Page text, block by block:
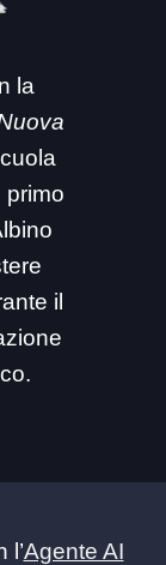
la
primo
il
l’Agente AI